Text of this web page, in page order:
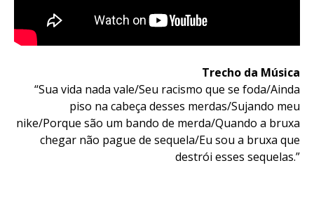
Trecho da Música
“Sua vida nada vale/Seu racismo que se foda/Ainda
piso na cabeça desses merdas/Sujando meu
nike/Porque são um bando de merda/Quando a bruxa
chegar não pague de sequela/Eu sou a bruxa que
destrói esses sequelas.”